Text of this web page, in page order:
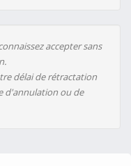
accepter sans
délai de rétractation
d'annulation ou de